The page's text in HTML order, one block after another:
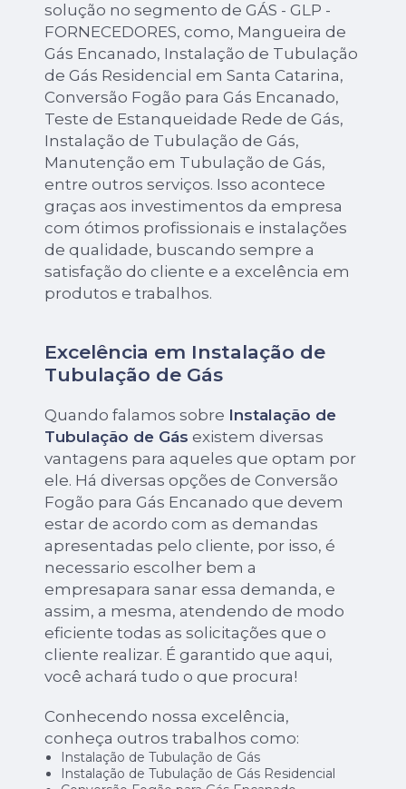
solução no segmento de GÁS - GLP -
FORNECEDORES, como, Mangueira de
Gás Encanado, Instalação de Tubulação
de Gás Residencial em Santa Catarina,
Conversão Fogão para Gás Encanado,
Teste de Estanqueidade Rede de Gás,
Instalação de Tubulação de Gás,
Manutenção em Tubulação de Gás,
entre outros serviços. Isso acontece
graças aos investimentos da empresa
com ótimos profissionais e instalações
de qualidade, buscando sempre a
satisfação do cliente e a excelência em
produtos e trabalhos.
Excelência em Instalação de
Tubulação de Gás
Quando falamos sobre Instalação de
Tubulação de Gás existem diversas
vantagens para aqueles que optam por
ele. Há diversas opções de Conversão
Fogão para Gás Encanado que devem
estar de acordo com as demandas
apresentadas pelo cliente, por isso, é
necessario escolher bem a
empresapara sanar essa demanda, e
assim, a mesma, atendendo de modo
eficiente todas as solicitações que o
cliente realizar. É garantido que aqui,
você achará tudo o que procura!
Conhecendo nossa excelência,
conheça outros trabalhos como:
Instalação de Tubulação de Gás
Instalação de Tubulação de Gás Residencial